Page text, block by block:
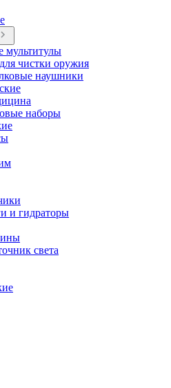
мультитулы
чистки оружия
наушники
наборы
и гидраторы
света